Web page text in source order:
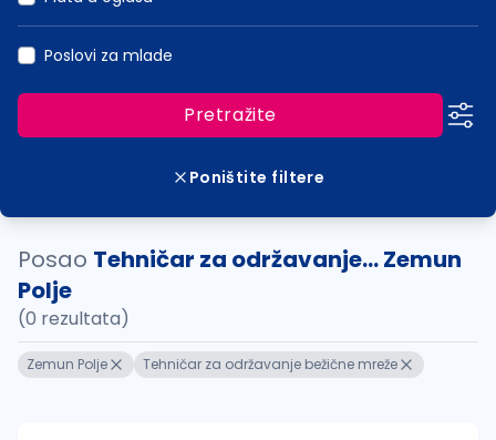
Poslovi za mlade
Pretražite
Poništite filtere
Posao Tehničar za održavanje... Zemun
Polje
(0 rezultata)
Zemun Polje Tehničar za održavanje bežične mreže